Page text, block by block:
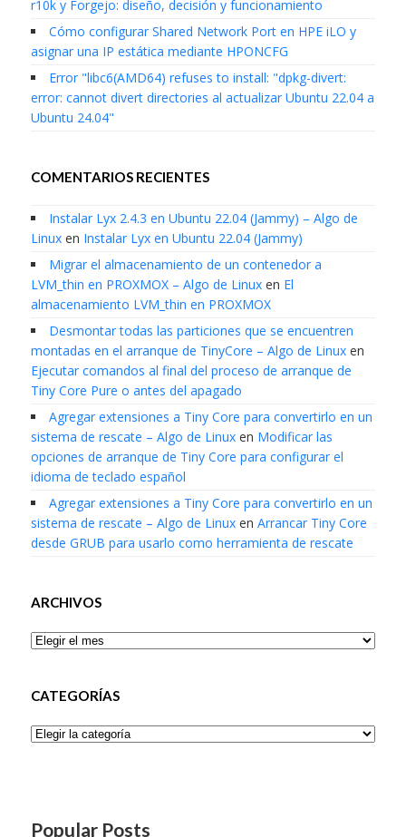
r10k y Forgejo: diseño, decisión y funcionamiento
Cómo configurar Shared Network Port en HPE iLO y
asignar una IP estática mediante HPONCFG
Error "libc6(AMD64) refuses to install: "dpkg-divert:
error: cannot divert directories al actualizar Ubuntu 22.04 a
Ubuntu 24.04"
COMENTARIOS RECIENTES
Instalar Lyx 2.4.3 en Ubuntu 22.04 (Jammy) – Algo de
Linuxen Instalar Lyx en Ubuntu 22.04 (Jammy)
Migrar el almacenamiento de un contenedor a
LVM_thin en PROXMOX – Algo de Linuxen El
almacenamiento LVM_thin en PROXMOX
Desmontar todas las particiones que se encuentren
montadas en el arranque de TinyCore – Algo de Linuxen
Ejecutar comandos al final del proceso de arranque de
Tiny Core Pure o antes del apagado
Agregar extensiones a Tiny Core para convertirlo en un
sistema de rescate – Algo de Linuxen Modificar las
opciones de arranque de Tiny Core para configurar el
idioma de teclado español
Agregar extensiones a Tiny Core para convertirlo en un
sistema de rescate – Algo de Linuxen Arrancar Tiny Core
desde GRUB para usarlo como herramienta de rescate
ARCHIVOS
Archivos
CATEGORÍAS
Categorías
Popular Posts